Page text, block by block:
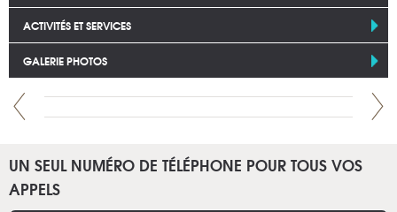
ACTIVITÉS ET SERVICES
GALERIE PHOTOS
UN SEUL NUMÉRO DE TÉLÉPHONE POUR TOUS VOS
APPELS